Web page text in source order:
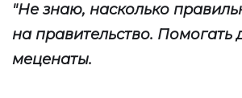
"Не знаю, насколько
на правительство.
меценаты.